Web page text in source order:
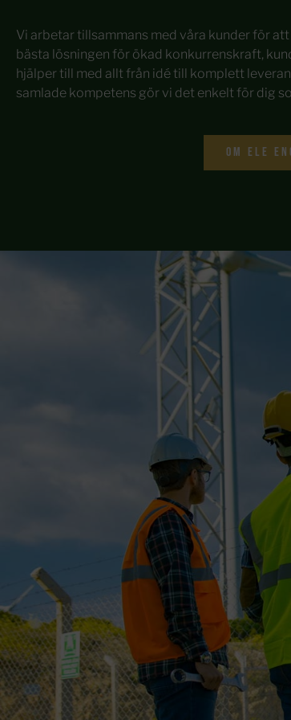
Vi arbetar tillsammans med våra kunder för
bästa lösningen för ökad konkurrenskraft,
hjälper till med allt från idé till komplett
samlade kompetens gör vi det enkelt för dig
Om ele